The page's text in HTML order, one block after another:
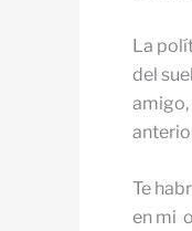
La
del
amigo,
Te
en mi